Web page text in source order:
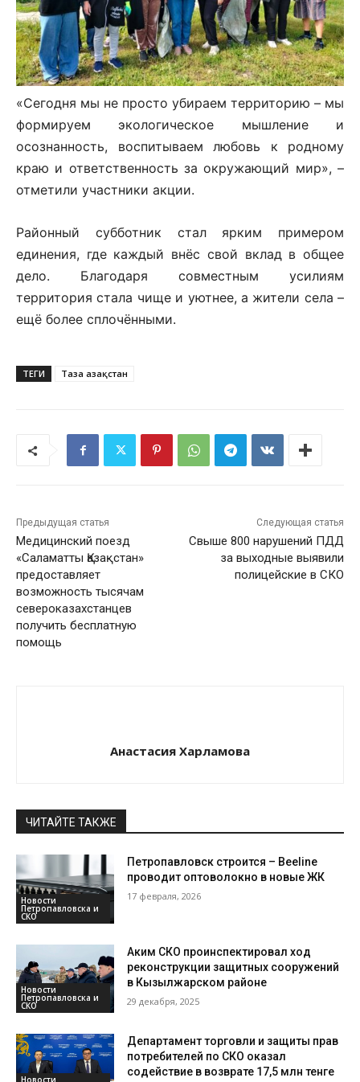
«Сегодня мы не просто убираем территорию – мы
формируем экологическое мышление и
осознанность, воспитываем любовь к родному
краю и ответственность за окружающий мир», –
отметили участники акции.
Районный субботник стал ярким примером
единения, где каждый внёс свой вклад в общее
дело. Благодаря совместным усилиям
территория стала чище и уютнее, а жители села –
ещё более сплочёнными.
ТЕГИ Таза Қазақстан
Предыдущая статья
Медицинский поезд
«Саламатты Қазақстан»
предоставляет
возможность тысячам
североказахстанцев
получить бесплатную
помощь
Следующая статья
Свыше 800 нарушений ПДД
за выходные выявили
полицейские в СКО
Анастасия Харламова
ЧИТАЙТЕ ТАКЖЕ
Новости
Петропавловска и
СКО
Петропавловск строится – Beeline
проводит оптоволокно в новые ЖК
17 февраля, 2026
Новости
Петропавловска и
СКО
Аким СКО проинспектировал ход
реконструкции защитных сооружений
в Кызылжарском районе
29 декабря, 2025
Новости
Департамент торговли и защиты прав
потребителей по СКО оказал
содействие в возврате 17,5 млн тенге